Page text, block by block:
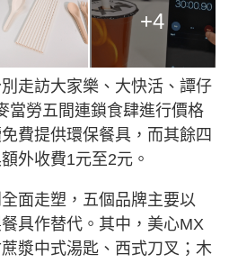
+4
走訪大家樂、大快活、譚仔
當勞五間連鎖食肆進行價格
費提供環保餐具，而其餘四
外收費1元至2元。
面走塑，五個品牌主要以
具作替代。其中，美心MX
漿中式湯匙、西式刀叉；木